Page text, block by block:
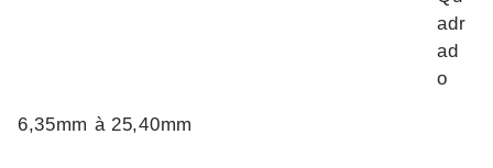
6,35mm à 25,40mm